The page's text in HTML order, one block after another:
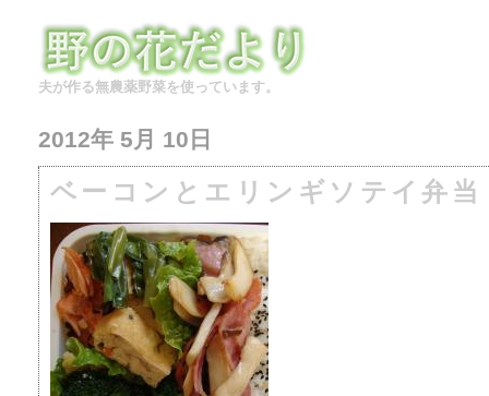
夫が作る無農薬野菜を使っています。
2012年 5月 10日
ベーコンとエリンギソテイ弁当